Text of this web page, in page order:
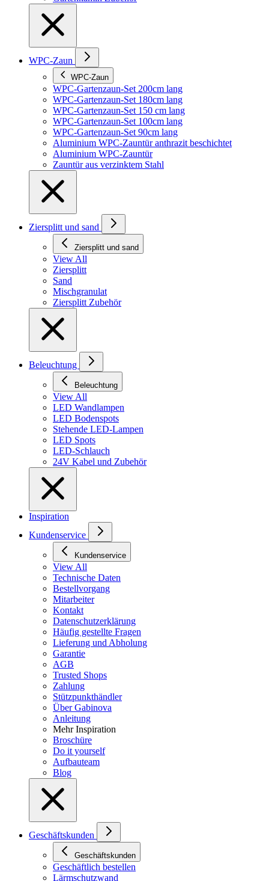
WPC-Zaun
WPC-Zaun
WPC-Gartenzaun-Set 200cm lang
WPC-Gartenzaun-Set 180cm lang
WPC-Gartenzaun-Set 150 cm lang
WPC-Gartenzaun-Set 100cm lang
WPC-Gartenzaun-Set 90cm lang
Aluminium WPC-Zauntür anthrazit beschichtet
Aluminium WPC-Zauntür
Zauntür aus verzinktem Stahl
Ziersplitt und sand
Ziersplitt und sand
View All
Ziersplitt
Sand
Mischgranulat
Ziersplitt Zubehör
Beleuchtung
Beleuchtung
View All
LED Wandlampen
LED Bodenspots
Stehende LED-Lampen
LED Spots
LED-Schlauch
24V Kabel und Zubehör
Inspiration
Kundenservice
Kundenservice
View All
Technische Daten
Bestellvorgang
Mitarbeiter
Kontakt
Datenschutzerklärung
Häufig gestellte Fragen
Lieferung und Abholung
Garantie
AGB
Trusted Shops
Zahlung
Stützpunkthändler
Über Gabinova
Anleitung
Mehr Inspiration
Broschüre
Do it yourself
Aufbauteam
Blog
Geschäftskunden
Geschäftskunden
Geschäftlich bestellen
Lärmschutzwand